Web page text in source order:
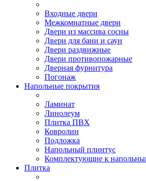
Входные двери
Межкомнатные двери
Двери из массива сосны
Двери для бани и саун
Двери раздвижные
Двери противопожарные
Дверная фурнитура
Погонаж
Напольные покрытия
Ламинат
Линолеум
Плитка ПВХ
Ковролин
Подложка
Напольный плинтус
Комплектующие к
Плитка